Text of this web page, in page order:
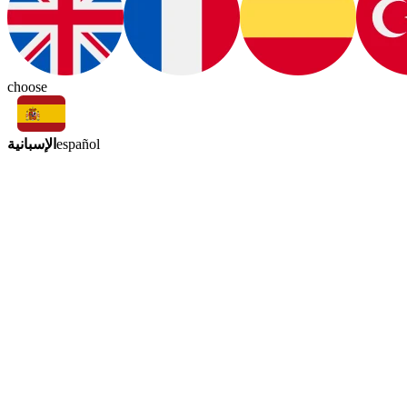
choose
الإسبانية español